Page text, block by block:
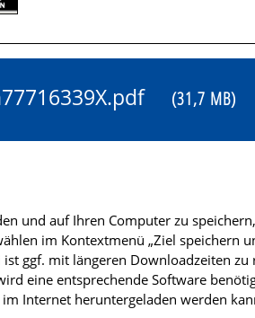
(31,7 MB)
und auf Ihren Computer zu
im Kontextmenü „Ziel speichern
ggf. mit längeren Downloadzeiten zu
eine entsprechende Software
Internet heruntergeladen werden